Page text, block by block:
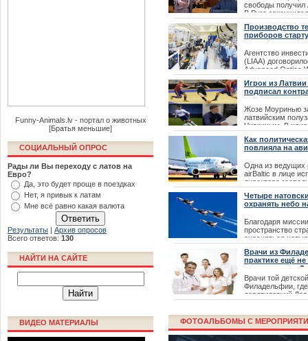
Funny-Animals.lv - портал о животных
[Братья меньшие]
СОЦИАЛЬНЫЙ ОПРОС
Рады ли Вы переходу с латов на
Евро?
Да, это будет проще в поездках
Нет, я привык к латам
Мне всё равно какая валюта
Результаты | Архив опросов
Всего ответов: 130
НАЙТИ НА САЙТЕ
ВИДЕО МАТЕРИАЛЫ
политических
свободы получил
В Риге
процесс над
Вентспилсской
Производство
приборов
Агентство
(LIAA)
Advanced Optics
сотрудничестве,
Даугавпилсе
по изготовлению
| 22.02.2021
Игрок из
подписал
Жозе Моуринью
латвийским
Чиркиным. В
подписал
контракт с
(«Тоттенхэмом»)
Особенного.
| 18.12.2019
Как
повлияла на
Одна из ведущих
airBaltic в лице
директора
сообщила о
цен на
Четыре
охранять небо
Благодаря
пространство
охраняться
Eurofighter
уже сегодня, в
на авиабазу ВВС
| 28.12.2014
Врачи из
практике ещё не
случаев, как у
Врачи той
Филадельфии,
девятилетний
что случай его
лечения
Хоть это не
провести
ФОТОАЛЬБОМЫ С